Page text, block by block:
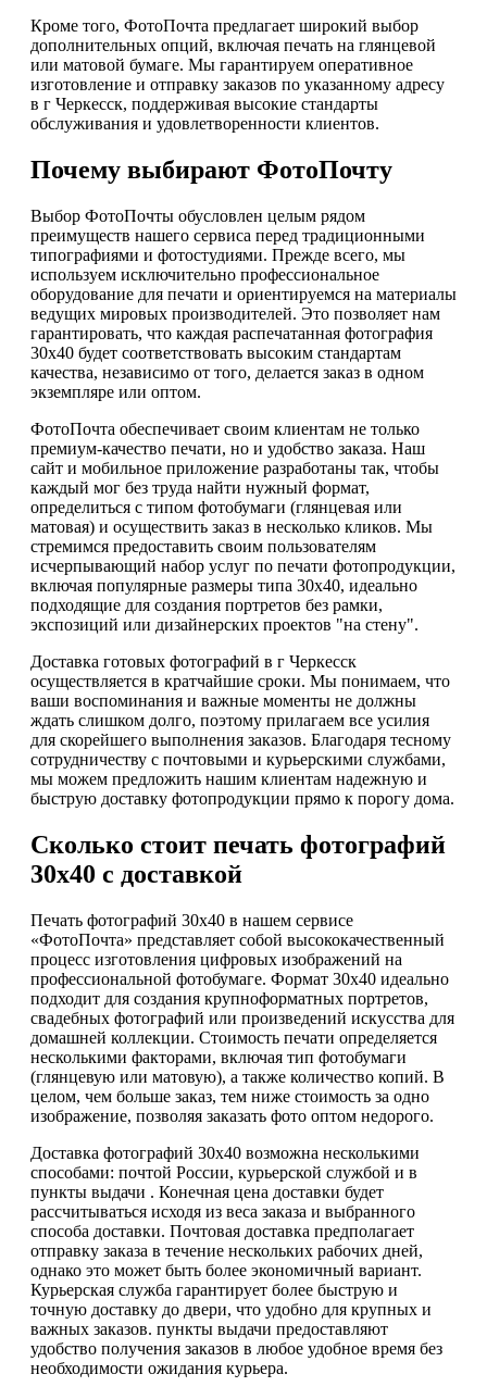
Кроме того, ФотоПочта предлагает широкий выбор
дополнительных опций, включая печать на глянцевой
или матовой бумаге. Мы гарантируем оперативное
изготовление и отправку заказов по указанному адресу
в г Черкесск, поддерживая высокие стандарты
обслуживания и удовлетворенности клиентов.
Почему выбирают ФотоПочту
Выбор ФотоПочты обусловлен целым рядом
преимуществ нашего сервиса перед традиционными
типографиями и фотостудиями. Прежде всего, мы
используем исключительно профессиональное
оборудование для печати и ориентируемся на материалы
ведущих мировых производителей. Это позволяет нам
гарантировать, что каждая распечатанная фотография
30х40 будет соответствовать высоким стандартам
качества, независимо от того, делается заказ в одном
экземпляре или оптом.
ФотоПочта обеспечивает своим клиентам не только
премиум-качество печати, но и удобство заказа. Наш
сайт и мобильное приложение разработаны так, чтобы
каждый мог без труда найти нужный формат,
определиться с типом фотобумаги (глянцевая или
матовая) и осуществить заказ в несколько кликов. Мы
стремимся предоставить своим пользователям
исчерпывающий набор услуг по печати фотопродукции,
включая популярные размеры типа 30х40, идеально
подходящие для создания портретов без рамки,
экспозиций или дизайнерских проектов "на стену".
Доставка готовых фотографий в г Черкесск
осуществляется в кратчайшие сроки. Мы понимаем, что
ваши воспоминания и важные моменты не должны
ждать слишком долго, поэтому прилагаем все усилия
для скорейшего выполнения заказов. Благодаря тесному
сотрудничеству с почтовыми и курьерскими службами,
мы можем предложить нашим клиентам надежную и
быструю доставку фотопродукции прямо к порогу дома.
Сколько стоит печать фотографий
30х40 с доставкой
Печать фотографий 30х40 в нашем сервисе
«ФотоПочта» представляет собой высококачественный
процесс изготовления цифровых изображений на
профессиональной фотобумаге. Формат 30х40 идеально
подходит для создания крупноформатных портретов,
свадебных фотографий или произведений искусства для
домашней коллекции. Стоимость печати определяется
несколькими факторами, включая тип фотобумаги
(глянцевую или матовую), а также количество копий. В
целом, чем больше заказ, тем ниже стоимость за одно
изображение, позволяя заказать фото оптом недорого.
Доставка фотографий 30х40 возможна несколькими
способами: почтой России, курьерской службой и в
пункты выдачи . Конечная цена доставки будет
рассчитываться исходя из веса заказа и выбранного
способа доставки. Почтовая доставка предполагает
отправку заказа в течение нескольких рабочих дней,
однако это может быть более экономичный вариант.
Курьерская служба гарантирует более быструю и
точную доставку до двери, что удобно для крупных и
важных заказов. пункты выдачи предоставляют
удобство получения заказов в любое удобное время без
необходимости ожидания курьера.